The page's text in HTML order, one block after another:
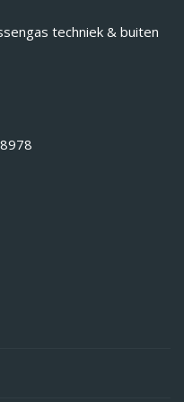
techniek & buiten